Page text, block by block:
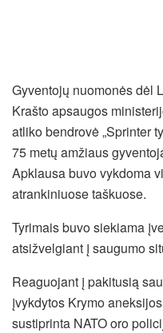
Gyventojų nuomonės dėl
Krašto apsaugos
atliko bendrovė „Sprinter
75 metų amžiaus
Apklausa buvo vykdoma
atrankiniuose taškuose.
Tyrimais buvo siekiama
atsižvelgiant į saugumo
Reaguojant į pakitusią
įvykdytos Krymo
sustiprinta NATO oro